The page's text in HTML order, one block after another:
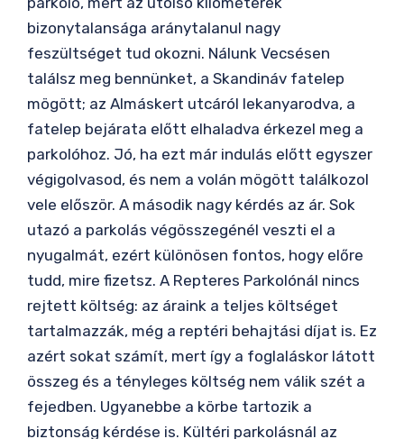
bizonytalansága aránytalanul nagy
feszültséget tud okozni. Nálunk Vecsésen
találsz meg bennünket, a Skandináv fatelep
mögött; az Almáskert utcáról lekanyarodva, a
fatelep bejárata előtt elhaladva érkezel meg a
parkolóhoz. Jó, ha ezt már indulás előtt egyszer
végigolvasod, és nem a volán mögött találkozol
vele először. A második nagy kérdés az ár. Sok
utazó a parkolás végösszegénél veszti el a
nyugalmát, ezért különösen fontos, hogy előre
tudd, mire fizetsz. A Repteres Parkolónál nincs
rejtett költség: az áraink a teljes költséget
tartalmazzák, még a reptéri behajtási díjat is. Ez
azért sokat számít, mert így a foglaláskor látott
összeg és a tényleges költség nem válik szét a
fejedben. Ugyanebbe a körbe tartozik a
biztonság kérdése is. Kültéri parkolásnál az